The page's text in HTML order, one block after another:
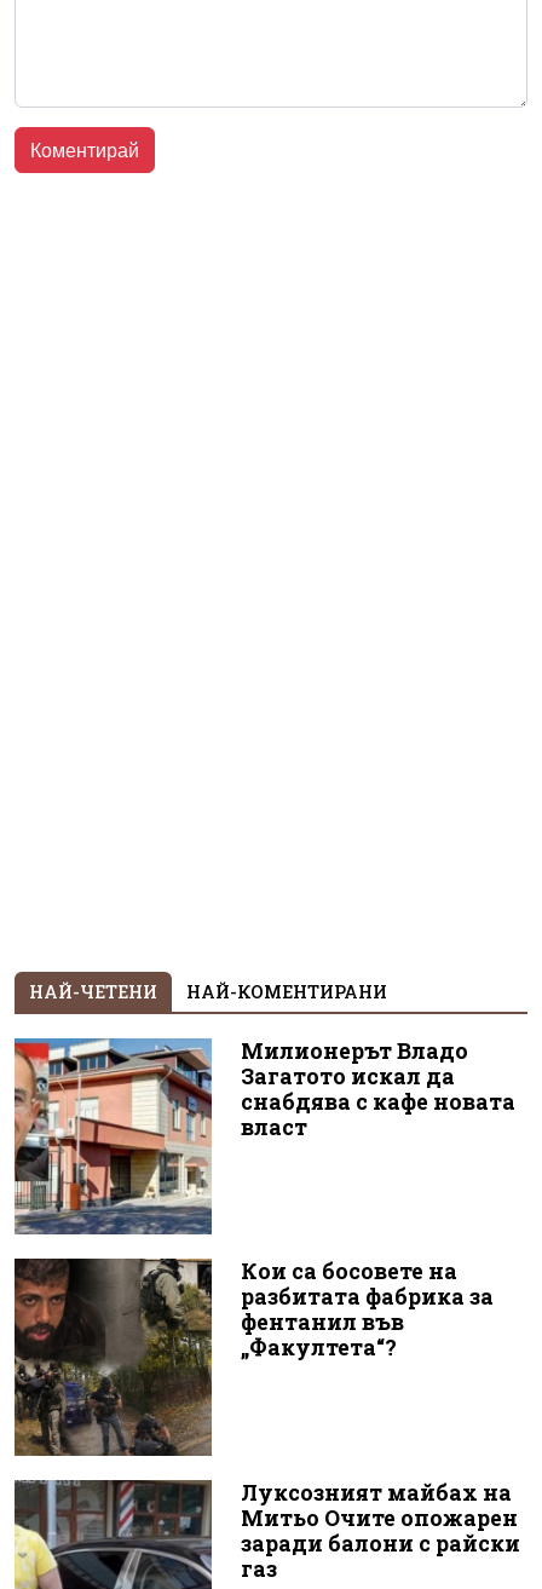
НАЙ-ЧЕТЕНИ НАЙ-КОМЕНТИРАНИ
Милионерът Владо
Загатото искал да
снабдява с кафе новата
власт
Кои са босовете на
разбитата фабрика за
фентанил във
„Факултета“?
Луксозният майбах на
Митьо Очите опожарен
заради балони с райски
газ